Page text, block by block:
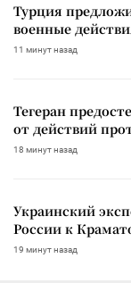
Турция
военные
11 минут назад
Тегеран
от действий
18 минут назад
Украинский
России к
19 минут назад